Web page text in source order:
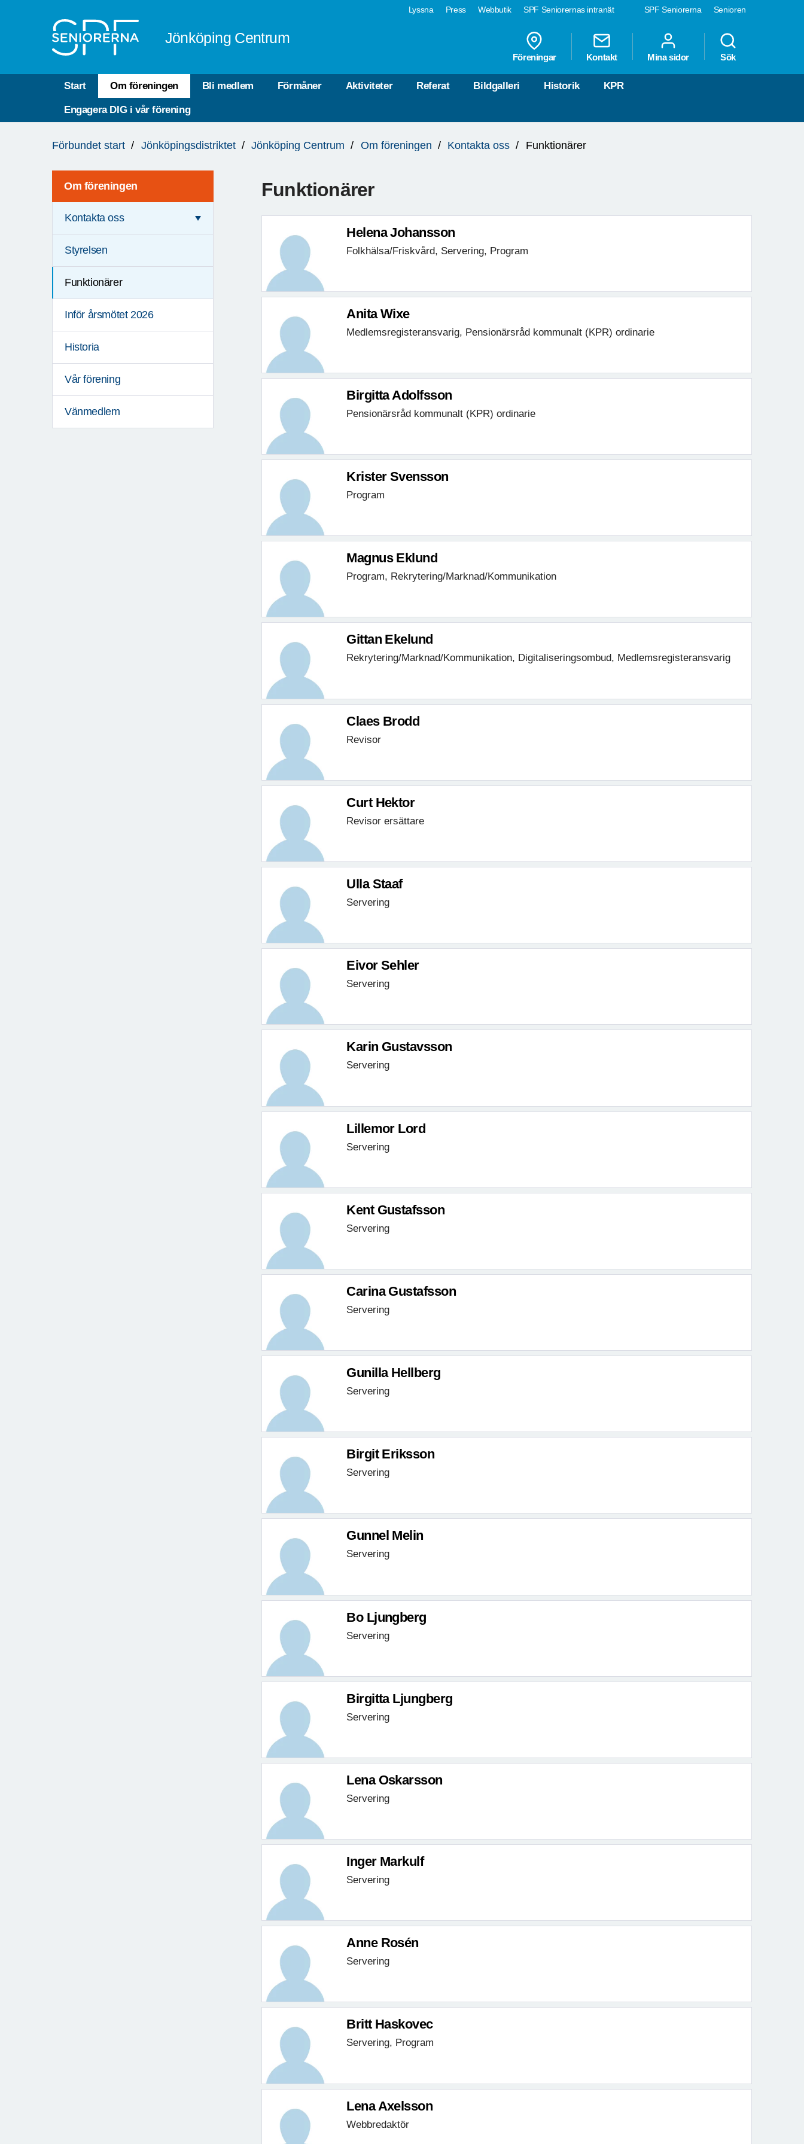
SPF Seniorerna Senioren
Lyssna Press Webbutik SPF Seniorernas intranät
Jönköping Centrum
Föreningar Kontakt Mina sidor Sök
Start Om föreningen Bli medlem Förmåner Aktiviteter Referat Bildgalleri Historik KPR
Engagera DIG i vår förening
är
Förbundet start Jönköpingsdistriktet Jönköping Centrum Om föreningen Kontakta oss Funktionärer
Om föreningen
Kontakta oss
Styrelsen
Funktionärer
Inför årsmötet 2026
Historia
Vår förening
Vänmedlem
Funktionärer
Helena Johansson
Folkhälsa/Friskvård, Servering, Program
Anita Wixe
Medlemsregisteransvarig, Pensionärsråd kommunalt (KPR) ordinarie
Birgitta Adolfsson
Pensionärsråd kommunalt (KPR) ordinarie
Krister Svensson
Program
Magnus Eklund
Program, Rekrytering/Marknad/Kommunikation
Gittan Ekelund
Rekrytering/Marknad/Kommunikation, Digitaliseringsombud, Medlemsregisteransvarig
Claes Brodd
Revisor
Curt Hektor
Revisor ersättare
Ulla Staaf
Servering
Eivor Sehler
Servering
Karin Gustavsson
Servering
Lillemor Lord
Servering
Kent Gustafsson
Servering
Carina Gustafsson
Servering
Gunilla Hellberg
Servering
Birgit Eriksson
Servering
Gunnel Melin
Servering
Bo Ljungberg
Servering
Birgitta Ljungberg
Servering
Lena Oskarsson
Servering
Inger Markulf
Servering
Anne Rosén
Servering
Britt Haskovec
Servering, Program
Lena Axelsson
Webbredaktör